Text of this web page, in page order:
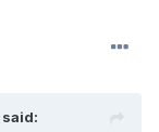
said: